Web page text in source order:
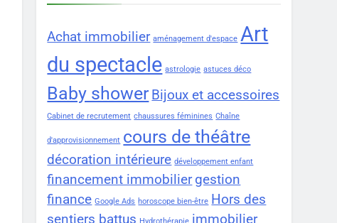
Achat immobilier aménagement d'espace Art
du spectacle astrologie astuces déco
Baby shower Bijoux et accessoires
Cabinet de recrutement chaussures féminines Chaîne
d'approvisionnement cours de théâtre
décoration intérieure développement enfant
financement immobiliergestion
finance Google Ads horoscope bien-être Hors des
sentiers battus
immobilier